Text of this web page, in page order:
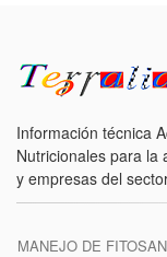
Información técnica
Nutricionales para la
y empresas del
MANEJO DE